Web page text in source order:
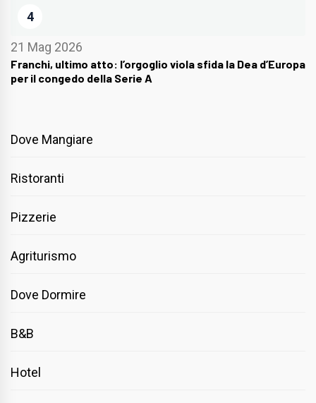
4
21 Mag 2026
Franchi, ultimo atto: l’orgoglio viola sfida la Dea d’Europa
per il congedo della Serie A
Dove Mangiare
Ristoranti
Pizzerie
Agriturismo
Dove Dormire
B&B
Hotel